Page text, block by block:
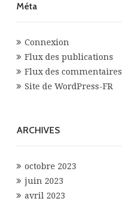
Méta
Connexion
Flux des publications
Flux des commentaires
Site de WordPress-FR
ARCHIVES
octobre 2023
juin 2023
avril 2023